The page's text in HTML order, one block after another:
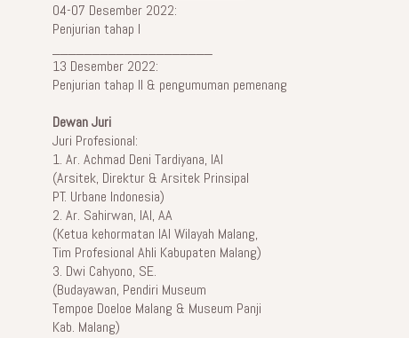
04-07 Desember 2022:
Penjurian tahap I
13 Desember 2022:
Penjurian tahap II & pengumuman pemenang
Dewan Juri
Juri Profesional:
1. Ar. Achmad Deni Tardiyana, IAI
(Arsitek, Direktur & Arsitek Prinsipal
PT. Urbane Indonesia)
2. Ar. Sahirwan, IAI, AA
(Ketua kehormatan IAI Wilayah Malang,
Tim Profesional Ahli Kabupaten Malang)
3. Dwi Cahyono, SE.
(Budayawan, Pendiri Museum
Tempoe Doeloe Malang & Museum Panji
Kab. Malang)